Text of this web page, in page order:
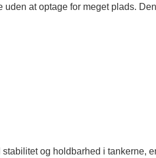
at optage for meget plads.
og holdbarhed i tankerne,